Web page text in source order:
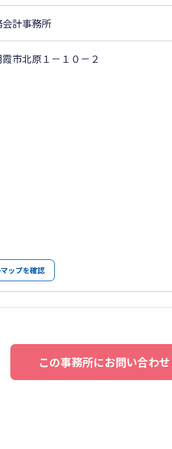
計事務所
市北原１－１０－２
ップを確認
この事務所にお問い合わせ